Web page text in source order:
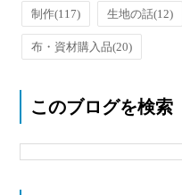
制作(117) 生地の話(12)
布・資材購入品(20)
このブログを検索